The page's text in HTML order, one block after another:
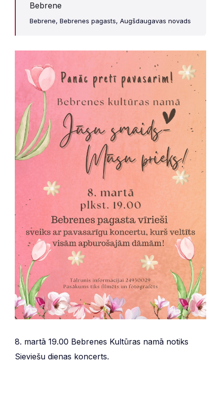
Bebrene
Bebrene, Bebrenes pagasts, Augšdaugavas novads
8. martā 19.00 Bebrenes Kultūras namā notiks
Sieviešu dienas koncerts.